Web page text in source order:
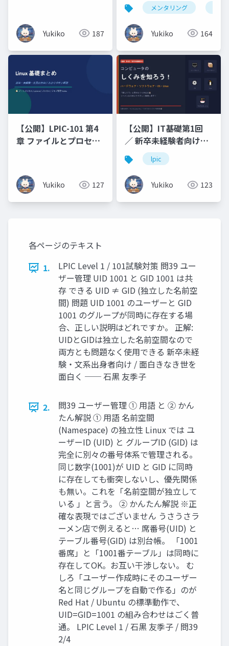
ンジニアのための 7 日
間集中研修）コマンド
暗記ではなく、なぜそ
する編
Yukiko 187
× 恋人編 × 浄土真宗の
こころ _ Business ・
Romance ・ Words of
Buddhist
Compassion
メンタリング
Yukiko 164
【公開】LPIC-101 第4
章 ファイルとプロセス
Yukiko 127
【公開】IT基礎第1回
／ 新卒未経験者向けコ
ンピュータのしくみを
知ろう！ハードウェ
ア・ソフトウェア・
OS・Linux「難しそ
う」と思わなくて大丈
lpic
Yukiko 123
各ページのテキスト
1.
LPIC Level 1 / 101試験対策 問39 ユー
ザー管理 UID 1001 と GID 1001 は共
存 できる UID ≠ GID (独立した名前空
間) 問題 UID 1001 のユーザーと GID
1001 のグループが同時に存在する場
合、正しい説明はどれですか。 正解:
UIDとGIDは独立した名前空間なので
両方とも問題なく使用できる 新卒未経
験・文系出身者向け / 面白きなき世を
面白く ── 石黒 友季子
2.
問39 ユーザー管理 ① 用語 と ② かん
たん解説 ① 用語 名前空間
(Namespace) の独立性 Linux では ユ
ーザーID (UID) と グループID (GID) は
完全に別々の番号体系で管理される。
同じ数字(1001)が UID と GID に同時
に存在しても衝突しないし、優先関係
も無い。これを「名前空間が独立して
いる 」と言う。 ② かんたん解説 ※正
確な表現ではございません うさうさラ
ーメン店で例えると… 席番号(UID) と
テーブル番号(GID) は別台帳。 「1001
番席」と「1001番テーブル」は同時に
存在してOK。お互い干渉しない。 む
しろ「ユーザー作成時にそのユーザー
名と同じグループを自動で作る」のが
Red Hat / Ubuntu の標準動作で、
UID=GID=1001 の組み合わせはごく普
通。 LPIC Level 1 / 石黒 友季子 / 問39
2/4